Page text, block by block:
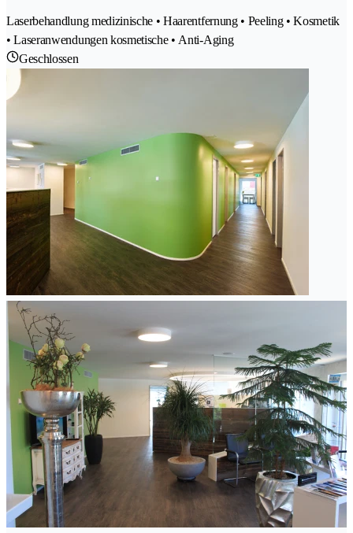
Laserbehandlung medizinische • Haarentfernung • Peeling • Kosmetik
• Laseranwendungen kosmetische • Anti-Aging
Geschlossen